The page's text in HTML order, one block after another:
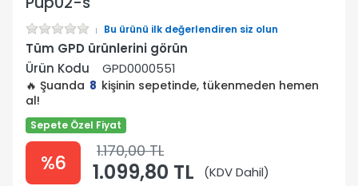
Bu ürünü ilk değerlendiren siz olun
Tüm GPD ürünlerini görün
Ürün Kodu
GPD0000551
🔥 Şuanda 8 kişinin sepetinde, tükenmeden hemen
al!
Sepete Özel Fiyat
%6 1.170,00 TL
1.099,80 TL (KDV Dahil)